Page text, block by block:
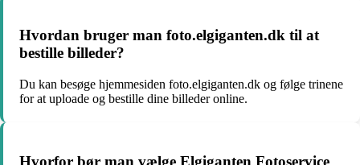
Hvordan bruger man foto.elgiganten.dk til at
bestille billeder?
Du kan besøge hjemmesiden foto.elgiganten.dk og følge trinene
for at uploade og bestille dine billeder online.